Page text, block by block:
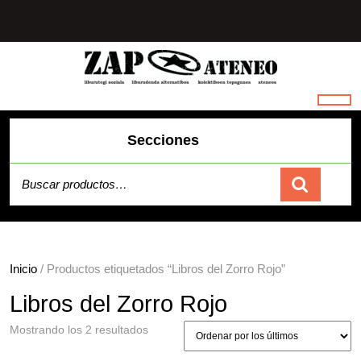
contenido
Secciones
Carrito
Inicio / Productos etiquetados “Libros del Zorro Rojo”
Libros del Zorro Rojo
Mostrando los 2 resultadosOrdenado